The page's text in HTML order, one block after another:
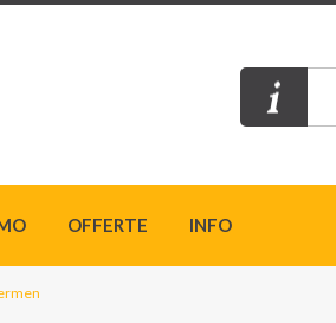
OFFERTE INFO